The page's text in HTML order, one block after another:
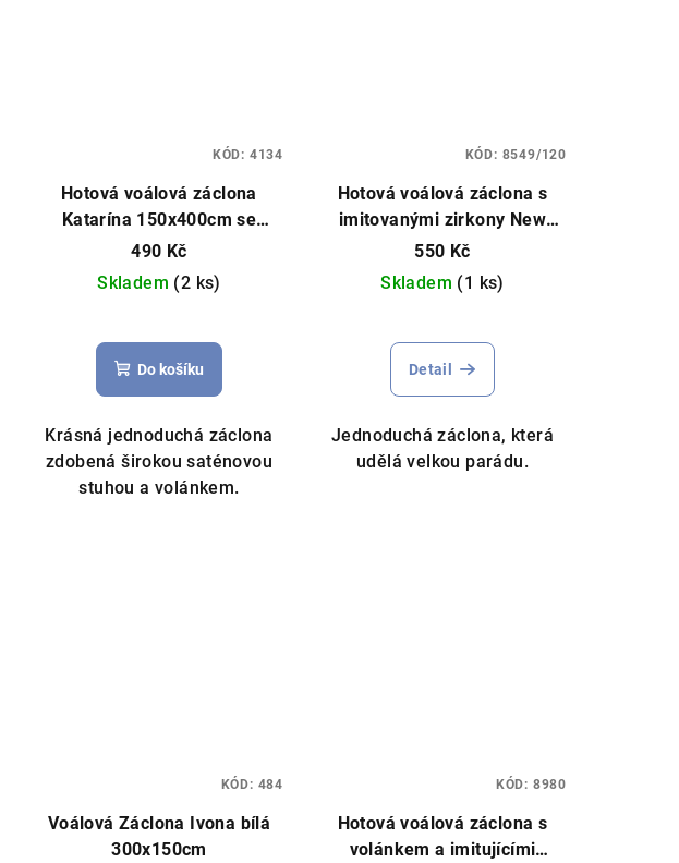
Hotová voálová záclona
Katarína 150x400cm se
širokou saténovou stuhou bílá
490 Kč
Skladem (2 ks)
hodnocení
produktu
je
5,0
z
5
Do košíku
Krásná jednoduchá záclona
zdobená širokou saténovou
stuhou a volánkem.
KÓD: 4134
Hotová voálová záclona s
imitovanými zirkony New
York různé rozměry bílá
550 Kč
Skladem (1 ks)
hodnocení
produktu
je
5,0
z
Detail
Jednoduchá záclona, která
udělá velkou parádu.
KÓD: 8549/120
Voálová Záclona Ivona bílá
300x150cm
KÓD: 484
Hotová voálová záclona s
volánkem a imitujícími
KÓD: 8980